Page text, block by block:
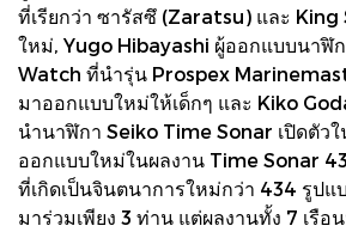
ที่เรียกว่า ซารัสซึ (Zaratsu) และ
ใหม่, Yugo Hibayashi ผู้ออกแบบนาฬิ
Watch ที่นำรุ่น Prospex
มาออกแบบใหม่ให้เด็กๆ และ Kiko
นำนาฬิกา Seiko Time Sonar เปิดตัว
ออกแบบใหม่ในผลงาน Time Sonar
ที่เกิดเป็นจินตนาการใหม่กว่า 434 รูป
มาร่วมเพียง 3 ท่าน แต่ผลงานทั้ง 7 เรื